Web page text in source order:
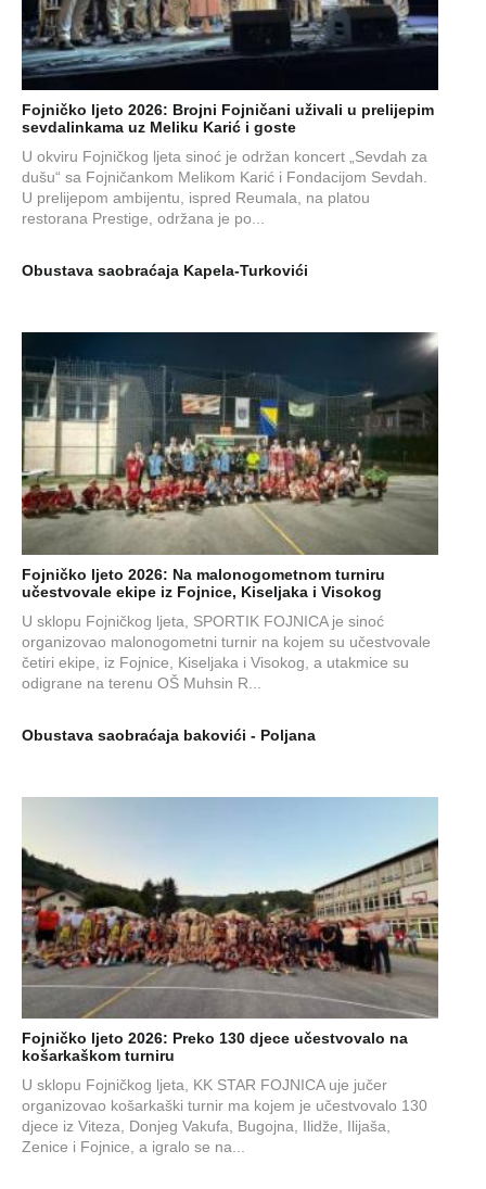
Fojničko ljeto 2026: Brojni Fojničani uživali u prelijepim
sevdalinkama uz Meliku Karić i goste
U okviru Fojničkog ljeta sinoć je održan koncert „Sevdah za
dušu“ sa Fojničankom Melikom Karić i Fondacijom Sevdah.
U prelijepom ambijentu, ispred Reumala, na platou
restorana Prestige, održana je po...
Obustava saobraćaja Kapela-Turkovići
Fojničko ljeto 2026: Na malonogometnom turniru
učestvovale ekipe iz Fojnice, Kiseljaka i Visokog
U sklopu Fojničkog ljeta, SPORTIK FOJNICA je sinoć
organizovao malonogometni turnir na kojem su učestvovale
četiri ekipe, iz Fojnice, Kiseljaka i Visokog, a utakmice su
odigrane na terenu OŠ Muhsin R...
Obustava saobraćaja bakovići - Poljana
Fojničko ljeto 2026: Preko 130 djece učestvovalo na
košarkaškom turniru
U sklopu Fojničkog ljeta, KK STAR FOJNICA uje jučer
organizovao košarkaški turnir ma kojem je učestvovalo 130
djece iz Viteza, Donjeg Vakufa, Bugojna, Ilidže, Ilijaša,
Zenice i Fojnice, a igralo se na...